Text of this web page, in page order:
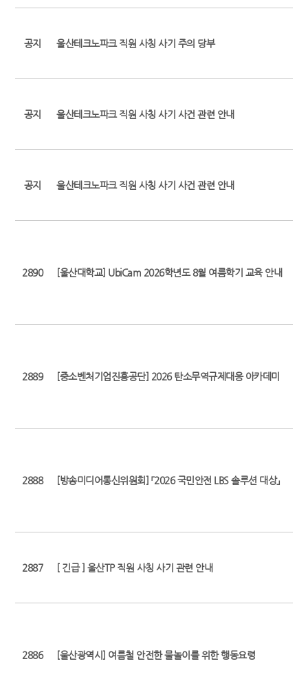
공지 울산테크노파크 직원 사칭 사기 주의 당부
공지 울산테크노파크 직원 사칭 사기 사건 관련 안내
공지 울산테크노파크 직원 사칭 사기 사건 관련 안내
2890 [울산대학교] UbiCam 2026학년도 8월 여름학기 교육 안내
2889 [중소벤처기업진흥공단] 2026 탄소무역규제대응 아카데미
2888 [방송미디어통신위원회] 「2026 국민안전 LBS 솔루션 대상」
2887 [ 긴급 ] 울산TP 직원 사칭 사기 관련 안내
2886 [울산광역시] 여름철 안전한 물놀이를 위한 행동요령